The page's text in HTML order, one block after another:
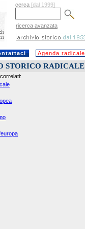
cerca [dal 1999]
ricerca avanzata
Agenda radicale
STORICO RADICALE